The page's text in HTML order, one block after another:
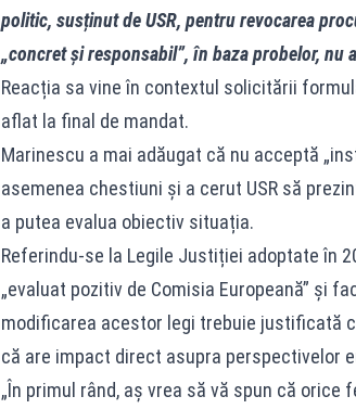
politic, susținut de USR, pentru revocarea
„concret și responsabil”, în baza probelor,
Reacția sa vine în contextul solicitării
aflat la final de mandat.
Marinescu a mai adăugat că nu acceptă
asemenea chestiuni și a cerut USR să
a putea evalua obiectiv situația.
Referindu-se la Legile Justiției adoptate în
„evaluat pozitiv de Comisia Europeană” și
modificarea acestor legi trebuie justificată
că are impact direct asupra perspectivelor
„În primul rând, aș vrea să vă spun că